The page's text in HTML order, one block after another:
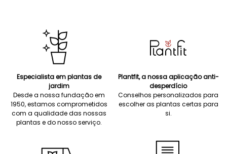
Especialista em plantas de
jardim
Desde a nossa fundação em
1950, estamos comprometidos
com a qualidade das nossas
plantas e do nosso serviço.
Plantfit, a nossa aplicação anti-
desperdício
Conselhos personalizados para
escolher as plantas certas para
si.